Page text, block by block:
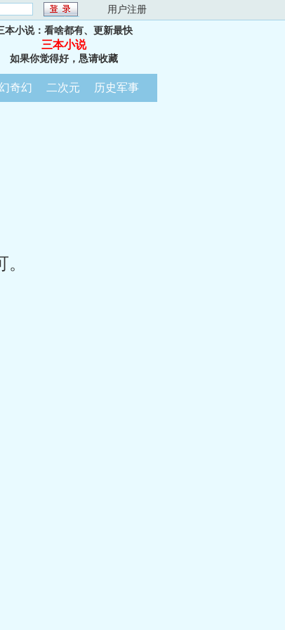
用户注册
本小说：看啥都有、更新最快
三本小说
如果你觉得好，恳请收藏
奇幻 二次元 历史军事